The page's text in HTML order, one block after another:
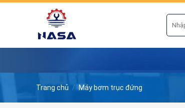
Skip
Tìm
kiếm:
Trang chủ / Máy bơm trục đứng